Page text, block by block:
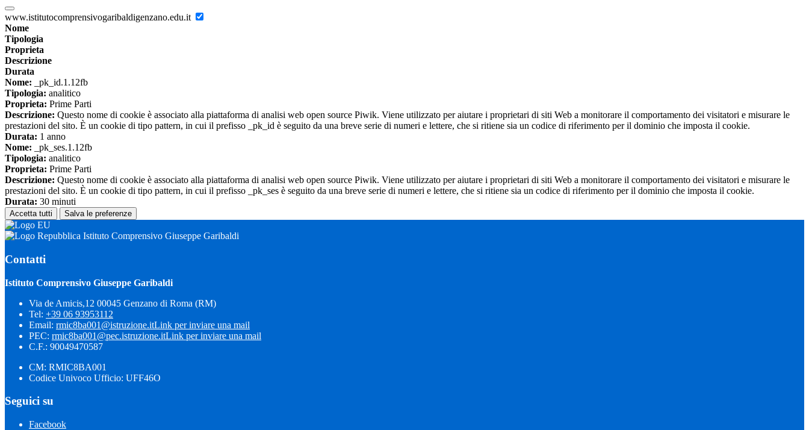
www.istitutocomprensivogaribaldigenzano.edu.it
Nome
Tipologia
Proprieta
Descrizione
Durata
Nome: _pk_id.1.12fb
Tipologia: analitico
Proprieta: Prime Parti
Descrizione: Questo nome di cookie è associato alla piattaforma di analisi web open source Piwik. Viene utilizzato per aiutare i proprietari di siti Web a monitorare il comportamento dei visitatori e misurare le
prestazioni del sito. È un cookie di tipo pattern, in cui il prefisso _pk_id è seguito da una breve serie di numeri e lettere, che si ritiene sia un codice di riferimento per il dominio che imposta il cookie.
Durata: 1 anno
Nome: _pk_ses.1.12fb
Tipologia: analitico
Proprieta: Prime Parti
Descrizione: Questo nome di cookie è associato alla piattaforma di analisi web open source Piwik. Viene utilizzato per aiutare i proprietari di siti Web a monitorare il comportamento dei visitatori e misurare le
prestazioni del sito. È un cookie di tipo pattern, in cui il prefisso _pk_ses è seguito da una breve serie di numeri e lettere, che si ritiene sia un codice di riferimento per il dominio che imposta il cookie.
Durata: 30 minuti
Accetta tutti Salva le preferenze
Istituto Comprensivo Giuseppe Garibaldi
Contatti
Istituto Comprensivo Giuseppe Garibaldi
Via de Amicis,12 00045 Genzano di Roma (RM)
Tel: +39 06 93953112
Email: rmic8ba001@istruzione.itLink per inviare una mail
PEC: rmic8ba001@pec.istruzione.itLink per inviare una mail
C.F.: 90049470587
CM: RMIC8BA001
Codice Univoco Ufficio: UFF46O
Seguici su
Facebook